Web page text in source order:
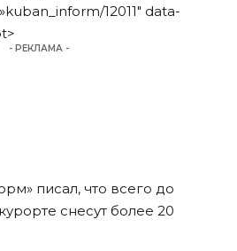
12011″ data-
- РЕКЛАМА -
писал, что всего до
снесут более 20